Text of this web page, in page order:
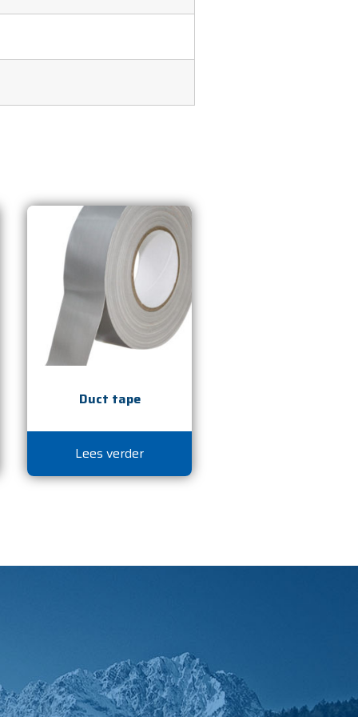
Duct tape
Lees verder